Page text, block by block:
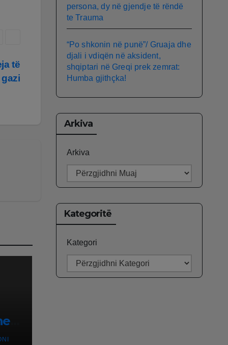
të
persona, dy në gjendje të rëndë
te Trauma
“Po shkonin në punë”/ Gruaja dhe
djali i vdiqën në aksident,
shqiptari në Greqi prek zemrat:
Humba gjithçka!
Arkiva
Arkiva
Kategoritë
Kategori